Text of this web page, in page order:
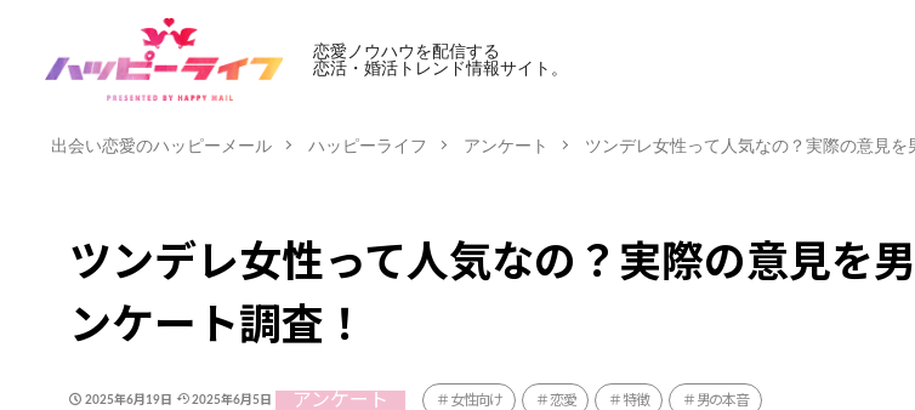
恋愛ノウハウを配信する
恋活・婚活トレンド情報サイト。
出会い恋愛のハッピーメール ハッピーライフ アンケート ツンデレ女性って人気なの？実際の意見を
ツンデレ女性って人気なの？実際の意見を
ンケート調査！
2025年6月19日 2025年6月5日 アンケート 女性向け 恋愛 特徴 男の本音